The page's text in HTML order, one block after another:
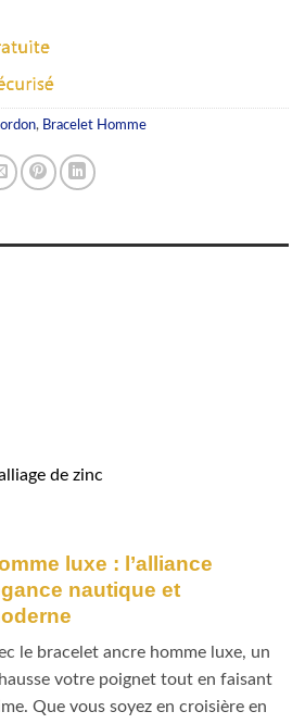
, Bracelet Homme
de zinc
luxe : l’alliance
nautique et
le bracelet ancre homme luxe, un
votre poignet tout en faisant
Que vous soyez en croisière en